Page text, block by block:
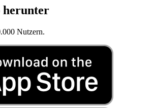
herunter
Nutzern.